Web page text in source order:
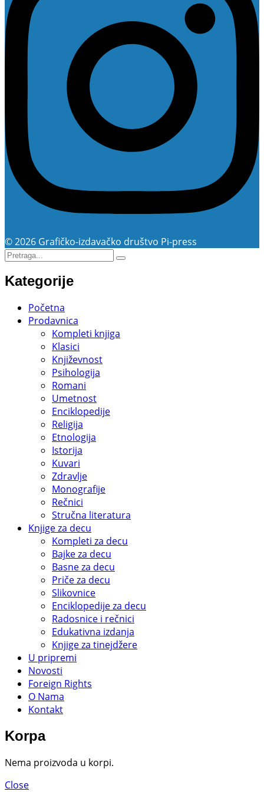
© 2026 Grafičko-izdavačko društvo Pi-press
Kategorije
Početna
Prodavnica
Kompleti knjiga
Klasici
Književnost
Psihologija
Romani
Umetnost
Enciklopedije
Religija
Etnologija
Istorija
Kuvari
Zdravlje
Monografije
Rečnici
Stručna literatura
Knjige za decu
Kompleti za decu
Bajke za decu
Basne za decu
Priče za decu
Slikovnice
Enciklopedije za decu
Radosnice i rečnici
Edukativna izdanja
Knjige za tinejdžere
U pripremi
Novosti
Foreign Rights
O Nama
Kontakt
Korpa
Nema proizvoda u korpi.
Close